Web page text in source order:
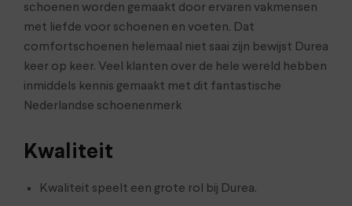
schoenen worden gemaakt door ervaren vakmensen
met liefde voor schoenen en voeten. Dat
comfortschoenen helemaal niet saai zijn bewijst Durea
keer op keer. Veel klanten over de hele wereld hebben
inmiddels kennis gemaakt met dit fantastische
Nederlandse schoenenmerk
Kwaliteit
Kwaliteit speelt een grote rol bij Durea.